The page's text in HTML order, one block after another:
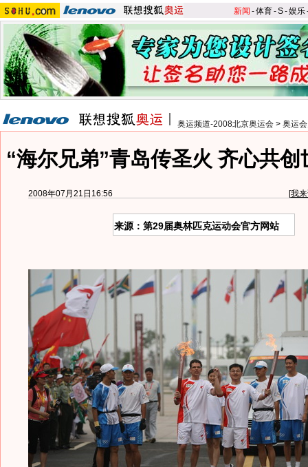
新闻 -体育-S-娱乐
奥运频道-2008北京奥运会 > 奥运
“海尔兄弟”青岛传圣火 齐心共
2008年07月21日16:56 [我
来源：第29届奥林匹克运动会官方网站